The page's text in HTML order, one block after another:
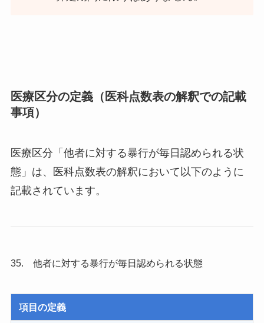
医療区分の定義（医科点数表の解釈での記載
事項）
医療区分「他者に対する暴行が毎日認められる状
態」は、医科点数表の解釈において以下のように
記載されています。
35. 他者に対する暴行が毎日認められる状態
項目の定義